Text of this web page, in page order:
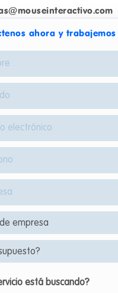
ahora y
está buscando?